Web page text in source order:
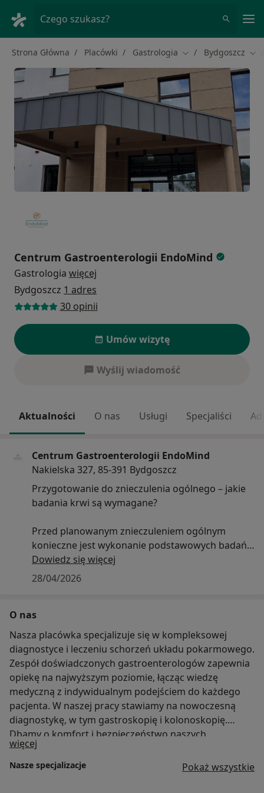
Czego szukasz?
Strona Główna Placówki Gastrologia Zmień miasto
Bydgoszcz
Centrum Gastroenterologii EndoMind
Gastrologia więcej
Bydgoszcz 1 adres
30 opinii
Umów wizytę
Wyślij wiadomość
Aktualności O nas Usługi Specjaliści
Centrum Gastroenterologii EndoMind
Nakielska 327, 85-391 Bydgoszcz
Przygotowanie do znieczulenia ogólnego – jakie
badania krwi są wymagane?
Przed planowanym znieczuleniem ogólnym
konieczne jest wykonanie podstawowych badań
laboratoryjnych, które pozwalają ocenić ogólny
stan zdrowia pacjenta oraz bezpieczeństwo
Wymagane badania obejmują:
morfologię krwi
jonogram (sód, potas)
układ krzepnięcia: APTT oraz INR
badania w kierunku zakażeń: HBs (WZW B) oraz
HCV (WZW C)
Rejestracja na badania endoskopowe odbywa się
telefonicznie pod numerem: 732-777-601.
Dowiedz się więcej
28/04/2026
O nas
Nasza placówka specjalizuje się w kompleksowej
diagnostyce i leczeniu schorzeń układu pokarmowego.
Zespół doświadczonych gastroenterologów zapewnia
opiekę na najwyższym poziomie, łącząc wiedzę
medyczną z indywidualnym podejściem do każdego
pacjenta. W naszej pracy stawiamy na nowoczesną
diagnostykę, w tym gastroskopię i kolonoskopię.
Dbamy o komfort i bezpieczeństwo naszych
pacjentów – prywatne badania endoskopowe
przeprowadzamy w znieczuleniu, a cały proces
więcej
Nasze specjalizacje Pokaż wszystkie